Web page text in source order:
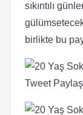
sıkıntılı
birlikte bu